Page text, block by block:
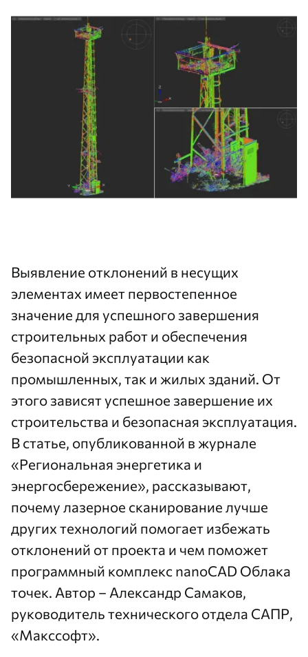
Выявление отклонений в несущих
элементах имеет первостепенное
значение для успешного завершения
строительных работ и обеспечения
безопасной эксплуатации как
промышленных, так и жилых зданий. От
этого зависят успешное завершение их
строительства и безопасная эксплуатация.
В статье, опубликованной в журнале
«Региональная энергетика и
энергосбережение», рассказывают,
почему лазерное сканирование лучше
других технологий помогает избежать
отклонений от проекта и чем поможет
программный комплекс nanoCAD Облака
точек. Автор – Александр Самаков,
руководитель технического отдела САПР,
«Макссофт».